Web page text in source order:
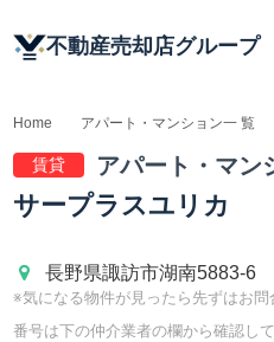
不動産売却店グループ
Translate
Home アパート・マンション一 覧
賃貸 アパート・マン
サープラスユリカ
長野県諏訪市湖南5883-6
※気になる物件が見ったら先ずはお
番号は下の仲介業者の欄から確認し